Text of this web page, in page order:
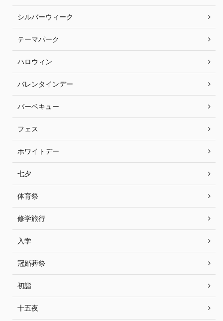
シルバーウィーク
テーマパーク
ハロウィン
バレンタインデー
バーベキュー
フェス
ホワイトデー
七夕
体育祭
修学旅行
入学
冠婚葬祭
初詣
十五夜